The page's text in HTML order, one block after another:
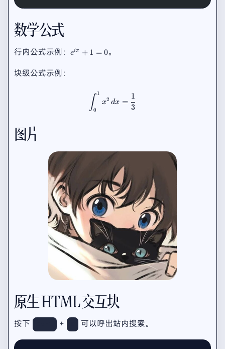
数学公式
行内公式示例：e^{i\pi}
+ 1 = 0
eiπ + 1 = 0。
块级公式示例：
\int_{0}^{1} x^2 \, dx =
∫0
1
x2 dx =
3
1
图片
原生 HTML 交互块
按下 + 可以呼出站内搜索。